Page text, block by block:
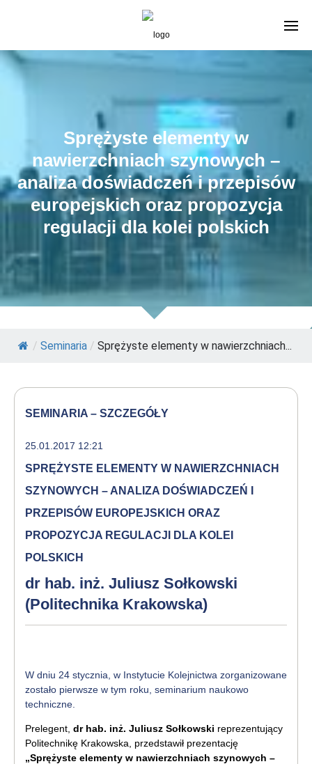
Sprężyste elementy w
nawierzchniach szynowych –
analiza doświadczeń i przepisów
europejskich oraz propozycja
regulacji dla kolei polskich
/ Seminaria / Sprężyste elementy w nawierzchniach...
SEMINARIA – SZCZEGÓŁY
25.01.2017 12:21
SPRĘŻYSTE ELEMENTY W NAWIERZCHNIACH
SZYNOWYCH – ANALIZA DOŚWIADCZEŃ I
PRZEPISÓW EUROPEJSKICH ORAZ
PROPOZYCJA REGULACJI DLA KOLEI
POLSKICH
dr hab. inż. Juliusz Sołkowski
(Politechnika Krakowska)
W dniu 24 stycznia, w Instytucie Kolejnictwa zorganizowane
zostało pierwsze w tym roku, seminarium naukowo
techniczne.
Prelegent, dr hab. inż. Juliusz Sołkowski reprezentujący
Politechnikę Krakowska, przedstawił prezentację
„Sprężyste elementy w nawierzchniach szynowych –